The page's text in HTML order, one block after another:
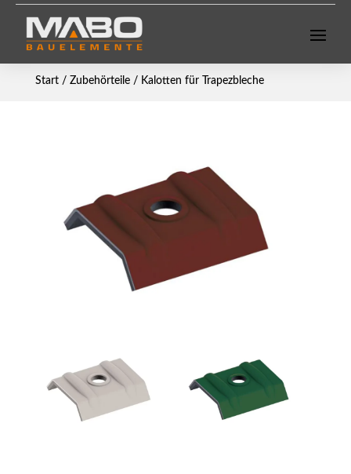
Start/ Zubehörteile/ Kalotten für Trapezbleche